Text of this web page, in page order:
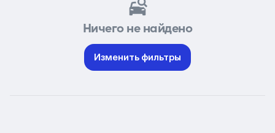
Ничего не найдено
Изменить фильтры